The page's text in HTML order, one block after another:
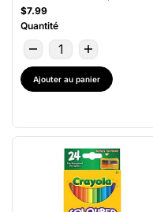
$7.99
Quantité
Ajouter au panier